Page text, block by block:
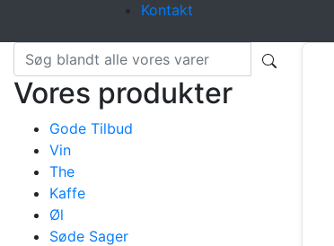
Kontakt
Vores produkter
Gode Tilbud
Vin
The
Kaffe
Øl
Søde Sager